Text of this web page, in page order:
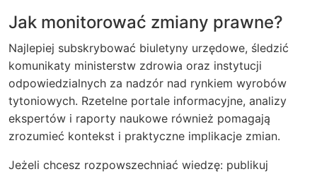
Jak monitorować zmiany prawne?
Najlepiej subskrybować biuletyny urzędowe, śledzić
komunikaty ministerstw zdrowia oraz instytucji
odpowiedzialnych za nadzór nad rynkiem wyrobów
tytoniowych. Rzetelne portale informacyjne, analizy
ekspertów i raporty naukowe również pomagają
zrozumieć kontekst i praktyczne implikacje zmian.
Jeżeli chcesz rozpowszechniać wiedzę: publikuj